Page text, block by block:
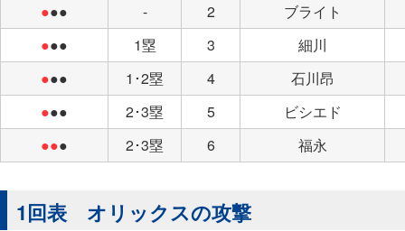
●●● - 2
ブライト
●●● 1塁 3
細川
●●● 1･2塁 4
石川昂
●●● 2･3塁 5
ビシエド
●●● 2･3塁 6 福永
1回表 オリックスの攻撃